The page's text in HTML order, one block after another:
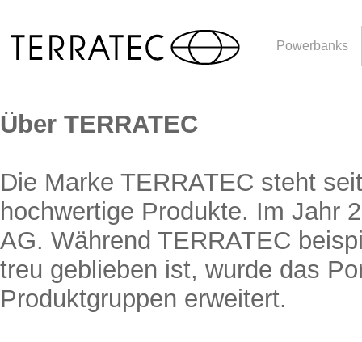
Powerbanks
Über TERRATEC
Die Marke TERRATEC steht
hochwertige Produkte. Im Jahr
AG. Während TERRATEC
treu geblieben ist, wurde das
Produktgruppen erweitert.